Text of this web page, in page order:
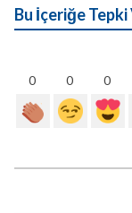
Bu İçeriğe
0 0 0